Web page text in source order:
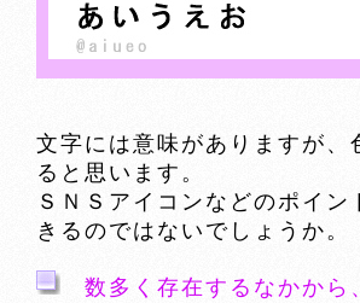
文字には意味がありますが
ると思います。
ＳＮＳアイコンなどのポイ
きるのではないでしょうか。
数多く存在するなかか